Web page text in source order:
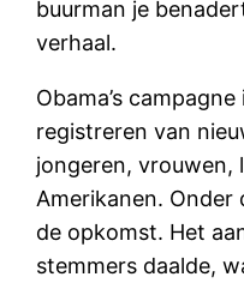
buurman je
verhaal.
Obama’s
registreren van
jongeren, vrouwen,
Amerikanen. Onder
de opkomst. Het
stemmers daalde,